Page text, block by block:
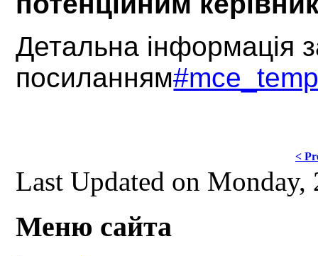
Детальна інформація
посиланням
<
Last Updated on
Меню сайта